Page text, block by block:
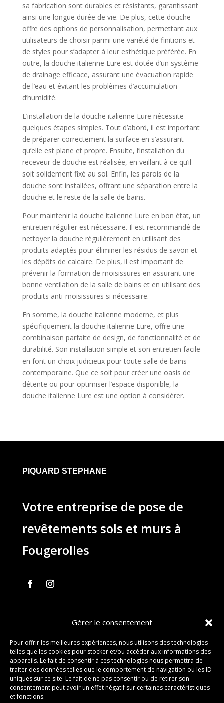
Gérer le consentement
Pour offrir les meilleures expériences, nous utilisons des technologies
telles que les cookies pour stocker et/ou accéder aux informations des
appareils. Le fait de consentir à ces technologies nous permettra de
traiter des données telles que le comportement de navigation ou les ID
uniques sur ce site. Le fait de ne pas consentir ou de retirer son
consentement peut avoir un effet négatif sur certaines caractéristiques
et fonctions.
sa fabrication sont durables et résistants, garantissant
ainsi une longue durée de vie. De plus, cette douche
offre des options de personnalisation, permettant aux
utilisateurs de choisir parmi une variété de finitions et
de styles pour s’adapter à leur esthétique préférée. En
outre, la douche italienne Lure est dotée d’un système
de drainage efficace, assurant une évacuation rapide
de l’eau et évitant les problèmes d’accumulation
d’humidité.
L’installation de la douche italienne Lure nécessite
quelques étapes simples. Tout d’abord, il est important
de préparer correctement la surface en s’assurant
qu’elle est plane et propre. Ensuite, l’installation du
receveur de douche est réalisée, en veillant à ce qu’il
soit solidement fixé au sol. Enfin, les parois de la
douche sont installées, offrant une séparation entre la
douche et le reste de la salle de bains.
Pour maintenir la douche italienne Lure en bon état, un
entretien régulier est nécessaire. Il est recommandé de
nettoyer la douche régulièrement en utilisant des
produits adaptés pour éliminer les résidus de savon et
les dépôts de calcaire. De plus, il est important de
prévenir la formation de moisissures en assurant une
bonne ventilation de la salle de bains et en utilisant des
produits anti-moisissures si nécessaire.
En somme, la douche italienne moderne, et plus
spécifiquement la douche italienne Lure, offre une
combinaison parfaite de design, de fonctionnalité et de
durabilité. Son installation simple et son entretien facile
en font un choix judicieux pour toute salle de bains
contemporaine. Que ce soit pour créer une oasis de
détente ou pour optimiser l’espace disponible, la
douche italienne Lure est une option à considérer.
PIQUARD STEPHANE
Votre entreprise de pose de
revêtements sols et murs à
Fougerolles
stephane.piquard@free.fr
61 les chavannes – 70220 FOUGEROLLES
Contact